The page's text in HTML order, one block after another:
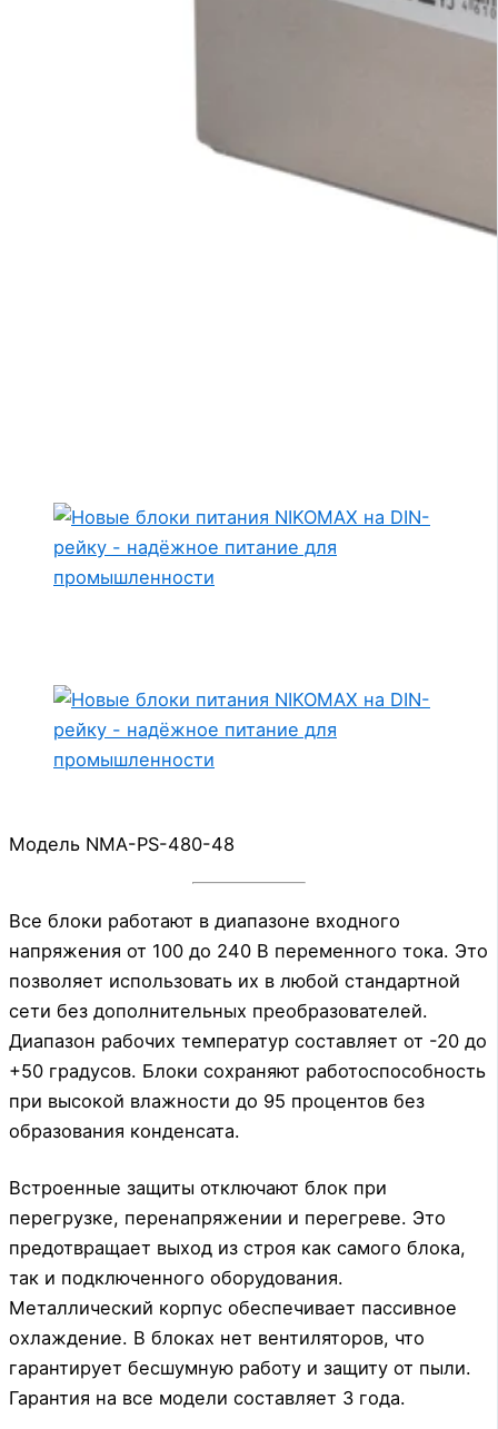
Модель NMA-PS-480-48
Все блоки работают в диапазоне входного
напряжения от 100 до 240 В переменного тока. Это
позволяет использовать их в любой стандартной
сети без дополнительных преобразователей.
Диапазон рабочих температур составляет от -20 до
+50 градусов. Блоки сохраняют работоспособность
при высокой влажности до 95 процентов без
образования конденсата.
Встроенные защиты отключают блок при
перегрузке, перенапряжении и перегреве. Это
предотвращает выход из строя как самого блока,
так и подключенного оборудования.
Металлический корпус обеспечивает пассивное
охлаждение. В блоках нет вентиляторов, что
гарантирует бесшумную работу и защиту от пыли.
Гарантия на все модели составляет 3 года.